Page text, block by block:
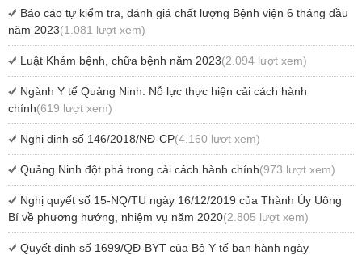
Báo cáo tự kiểm tra, đánh giá chất lượng Bệnh viện 6 tháng đầu
năm 2023(1.081 lượt xem)
Luật Khám bệnh, chữa bệnh năm 2023(2.094 lượt xem)
Ngành Y tế Quảng Ninh: Nỗ lực thực hiện cải cách hành
chính(619 lượt xem)
Nghị định số 146/2018/NĐ-CP(4.160 lượt xem)
Quảng Ninh đột phá trong cải cách hành chính(973 lượt xem)
Nghị quyết số 15-NQ/TU ngày 16/12/2019 của Thành Ủy Uông
Bí về phương hướng, nhiệm vụ năm 2020(2.805 lượt xem)
Quyết định số 1699/QĐ-BYT của Bộ Y tế ban hành ngày